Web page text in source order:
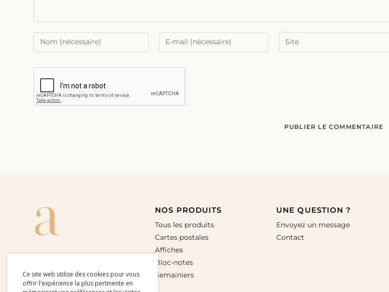
NOS PRODUITS
Tous les produits
Cartes postales
Affiches
Bloc-notes
Semainiers
UNE QUESTION ?
Envoyez un message
Contact
Ce site web utilise des cookies pour vous
offrir l'expérience la plus pertinente en